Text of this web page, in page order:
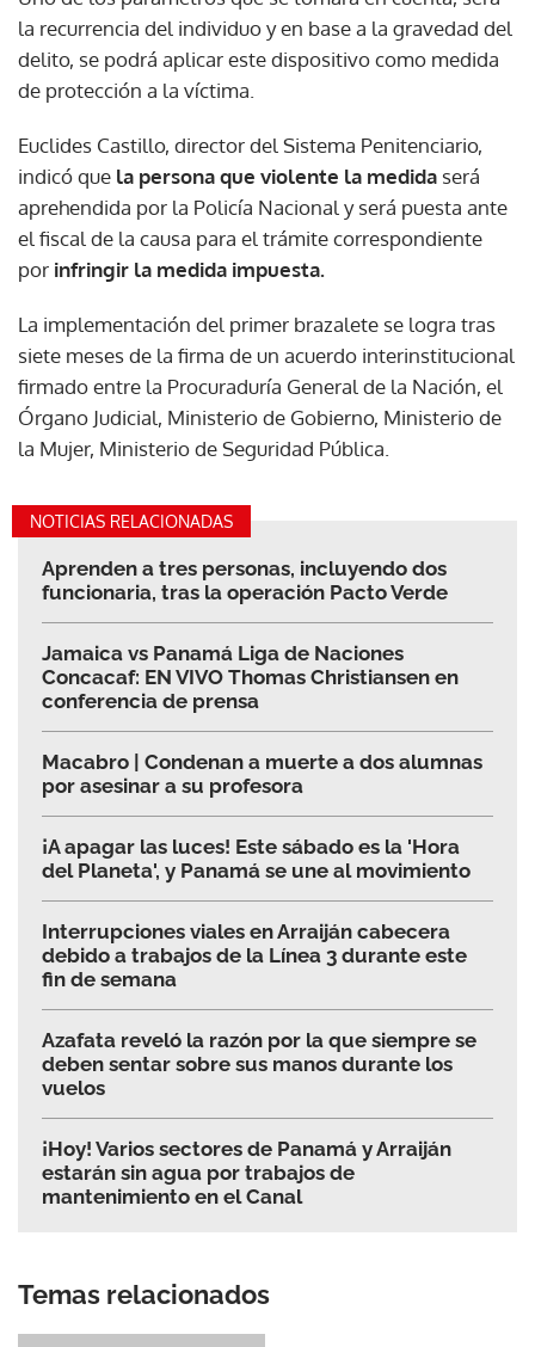
la recurrencia del individuo y en base a la gravedad del
delito, se podrá aplicar este dispositivo como medida
de protección a la víctima.
Euclides Castillo, director del Sistema Penitenciario,
indicó que la persona que violente la medida será
aprehendida por la Policía Nacional y será puesta ante
el fiscal de la causa para el trámite correspondiente
por infringir la medida impuesta.
La implementación del primer brazalete se logra tras
siete meses de la firma de un acuerdo interinstitucional
firmado entre la Procuraduría General de la Nación, el
Órgano Judicial, Ministerio de Gobierno, Ministerio de
la Mujer, Ministerio de Seguridad Pública.
NOTICIAS RELACIONADAS
Aprenden a tres personas, incluyendo dos
funcionaria, tras la operación Pacto Verde
Jamaica vs Panamá Liga de Naciones
Concacaf: EN VIVO Thomas Christiansen en
conferencia de prensa
Macabro | Condenan a muerte a dos alumnas
por asesinar a su profesora
¡A apagar las luces! Este sábado es la 'Hora
del Planeta', y Panamá se une al movimiento
Interrupciones viales en Arraiján cabecera
debido a trabajos de la Línea 3 durante este
fin de semana
Azafata reveló la razón por la que siempre se
deben sentar sobre sus manos durante los
vuelos
¡Hoy! Varios sectores de Panamá y Arraiján
estarán sin agua por trabajos de
mantenimiento en el Canal
Temas relacionados